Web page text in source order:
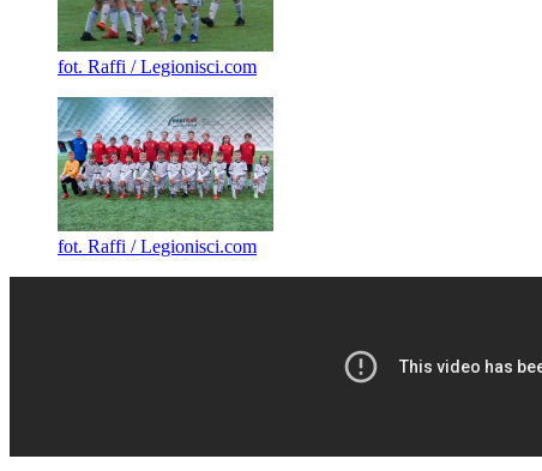
fot. Raffi / Legionisci.com
fot. Raffi / Legionisci.com